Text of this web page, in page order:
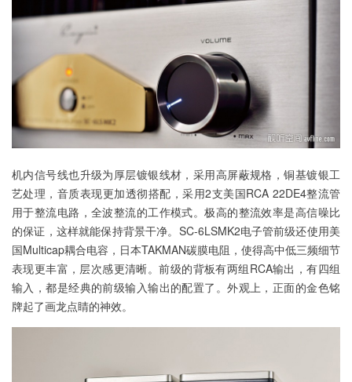
机内信号线也升级为厚层镀银线材，采用高屏蔽规格，铜基镀银工
艺处理，音质表现更加透彻搭配，采用2支美国RCA 22DE4整流管
用于整流电路，全波整流的工作模式。极高的整流效率是高信噪比
的保证，这样就能保持背景干净。SC-6LSMK2电子管前级还使用美
国Multicap耦合电容，日本TAKMAN碳膜电阻，使得高中低三频细节
表现更丰富，层次感更清晰。前级的背板有两组RCA输出，有四组
输入，都是经典的前级输入输出的配置了。外观上，正面的金色铭
牌起了画龙点睛的神效。